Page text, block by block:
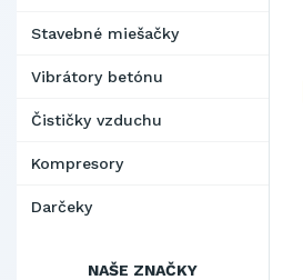
Stavebné miešačky
Vibrátory betónu
Čističky vzduchu
Kompresory
Darčeky
NAŠE ZNAČKY